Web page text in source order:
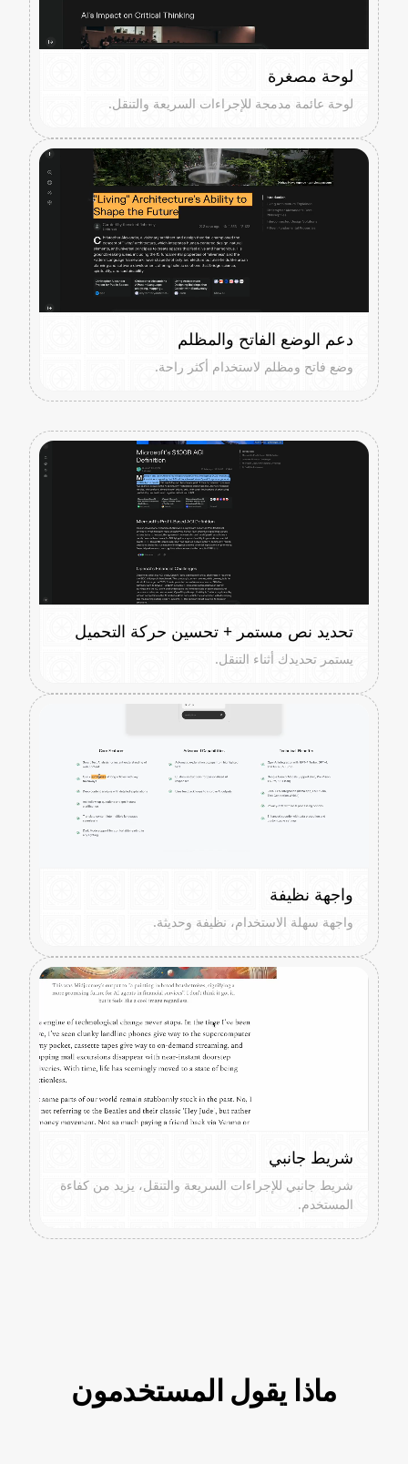
لوحة مصغرة
لوحة عائمة مدمجة للإجراءات السريعة والتنقل.
دعم الوضع الفاتح والمظلم
وضع فاتح ومظلم لاستخدام أكثر راحة.
تحديد نص مستمر + تحسين حركة التحميل
يستمر تحديدك أثناء التنقل.
واجهة نظيفة
واجهة سهلة الاستخدام، نظيفة وحديثة.
شريط جانبي
شريط جانبي للإجراءات السريعة والتنقل، يزيد من كفاءة
المستخدم.
ماذا يقول المستخدمون